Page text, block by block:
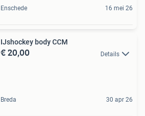
Enschede 16 mei 26
IJshockey body CCM
€ 20,00 Details
Breda 30 apr 26